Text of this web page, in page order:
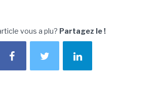
vous a plu? Partagez le !